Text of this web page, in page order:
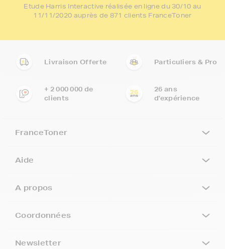
Etude Harris Interactive réalisée en ligne du 30/10 au
11/11/2020 auprès de 871 clients FranceToner
Livraison Offerte Particuliers & Pro
+ 2 000 000 de
clients
26 ans
d'expérience
FranceToner
Aide
A propos
Coordonnées
Newsletter